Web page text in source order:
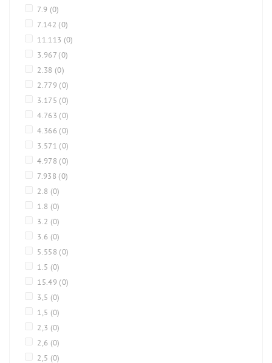
7.9 (0)
7.142 (0)
11.113 (0)
3.967 (0)
2.38 (0)
2.779 (0)
3.175 (0)
4.763 (0)
4.366 (0)
3.571 (0)
4.978 (0)
7.938 (0)
2.8 (0)
1.8 (0)
3.2 (0)
3.6 (0)
5.558 (0)
1.5 (0)
15.49 (0)
3,5 (0)
1,5 (0)
2,3 (0)
2,6 (0)
2,5 (0)